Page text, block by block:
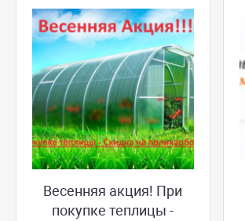
Весенняя акция! При
покупке теплицы -